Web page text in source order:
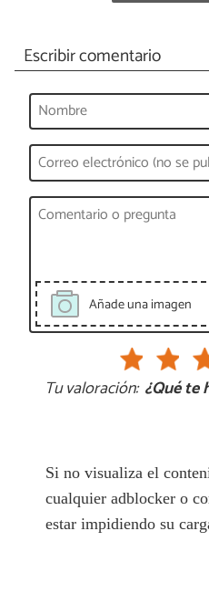
Escribir comentario
Añade una imagen
Tu valoración: ¿Qué te
Si no visualiza el
cualquier adblocker o
estar impidiendo su